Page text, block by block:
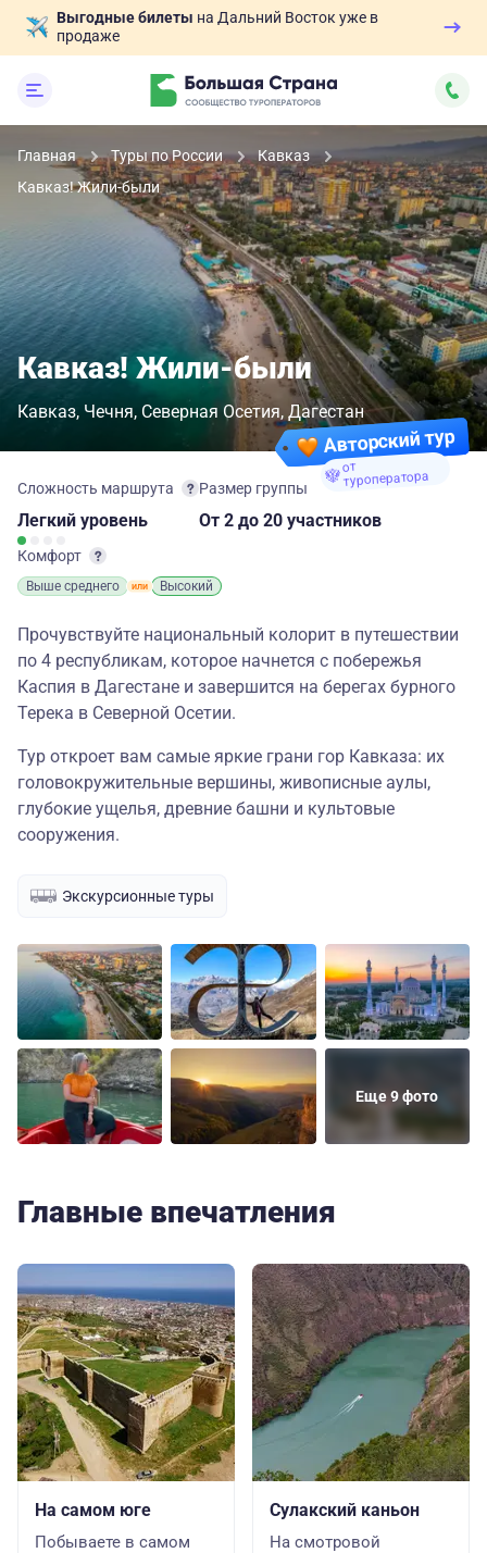
Выгодные билеты на Дальний Восток уже в
продаже
Главная Туры по России
Кавказ
Кавказ! Жили-были
Авторский тур
от
туроператора
Кавказ! Жили-были
Кавказ Чечня Северная Осетия Дагестан
Сложность маршрута
Легкий уровень
Комфорт
Выше среднего Высокий
Размер группы
От 2 до 20 участников
Прочувствуйте национальный колорит в путешествии
по 4 республикам, которое начнется с побережья
Каспия в Дагестане и завершится на берегах бурного
Терека в Северной Осетии.
Тур откроет вам самые яркие грани гор Кавказа: их
головокружительные вершины, живописные аулы,
глубокие ущелья, древние башни и культовые
сооружения.
Экскурсионные туры
Еще 9 фото
Главные впечатления
На самом юге
Побываете в самом
Сулакский каньон
На смотровой